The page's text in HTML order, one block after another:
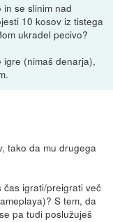
se slinim nad
10 kosov iz tistega
ukradel pecivo?
(nimaš denarja),
tako da mu drugega
čas igrati/preigrati več
S tem, da
pa tudi poslužuješ